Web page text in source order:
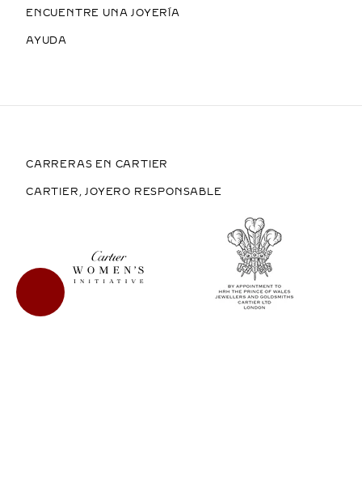
ENCUENTRE UNA JOYERÍA
AYUDA
CARRERAS EN CARTIER
CARTIER, JOYERO RESPONSABLE